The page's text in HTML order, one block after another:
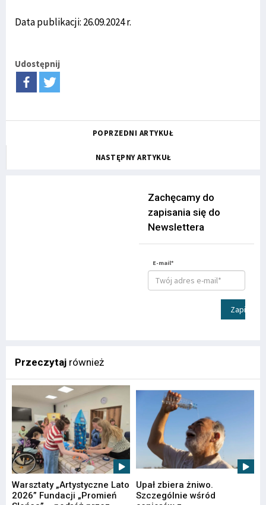
Data publikacji: 26.09.2024 r.
Udostępnij
POPRZEDNI ARTYKUŁ
NASTĘPNY ARTYKUŁ
Zachęcamy do
zapisania się do
Newslettera
E-mail*
Zapisz
Przeczytaj również
Warsztaty „Artystyczne Lato
2026” Fundacji „Promień
Upał zbiera żniwo.
Szczególnie wśród